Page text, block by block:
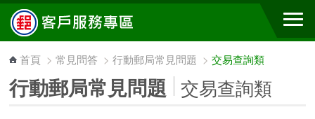
跳到主要內容區塊
首頁 >常見問答 >行動郵局常見問題 >交易查詢類
行動郵局常見問題 交易查詢類